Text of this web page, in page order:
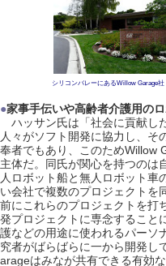
シリコンバレーにあるWillow Garage社
●家事手伝いや高齢者介護用の
ハッサン氏は「社会に貢献し
人々がソフト開発に協力し、そ
奉者でもあり、このためWillow
主体だ。同氏が関心を持つのは
人ロボット船と無人ロボット車
い会社で複数のプロジェクトを
前にこれらのプロジェクトを打
発プロジェクトに専念すること
護などの用途に使われるパーソ
究者がばらばらに一から開発し
arageはみなが共有できる有効